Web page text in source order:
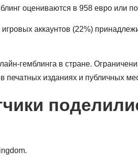
оцениваются в 958 евро или
аккаунтов (22%)
гемблинга в стране.
печатных изданиях и публичных